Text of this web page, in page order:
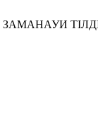
ЗАМАНАУИ